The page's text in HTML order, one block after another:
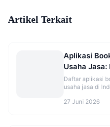
Artikel Terkait
Aplikasi
Usaha
Daftar aplikasi
usaha jasa di
27 Juni 2026